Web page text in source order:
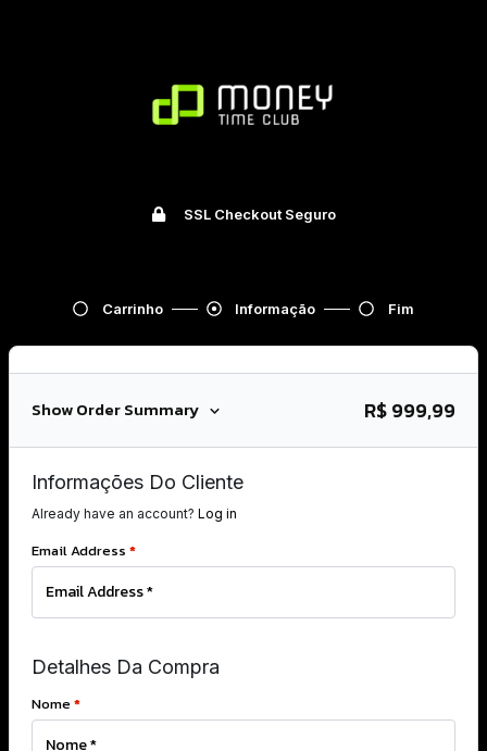
SSL Checkout Seguro
Carrinho Informação Fim
Show Order Summary R$ 999,99
Informações Do Cliente
Already have an account? Log in
Email Address *
Detalhes Da Compra
Nome*